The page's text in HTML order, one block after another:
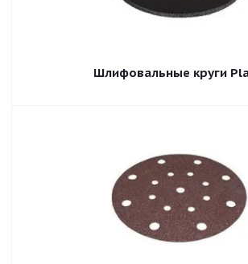
Шлифовальные круги